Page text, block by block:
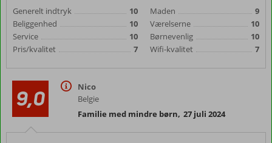
Generelt indtryk
10
Beliggenhed
10
Service
10
Pris/kvalitet
7
Maden
9
Værelserne
10
Børnevenlig
10
Wifi-kvalitet
7
9,0
Nico
Belgie
Familie med mindre børn, 27 juli 2024